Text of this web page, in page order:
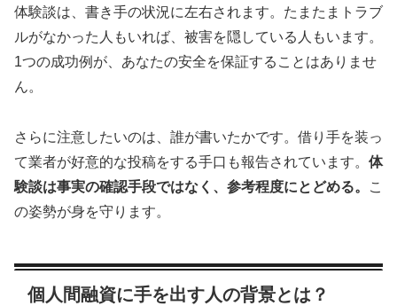
体験談は、書き手の状況に左右されます。たまたまトラブ
ルがなかった人もいれば、被害を隠している人もいます。
1つの成功例が、あなたの安全を保証することはありませ
ん。
さらに注意したいのは、誰が書いたかです。借り手を装っ
て業者が好意的な投稿をする手口も報告されています。 体
験談は事実の確認手段ではなく、参考程度にとどめる。
こ
の姿勢が身を守ります。
個人間融資に手を出す人の背景とは？